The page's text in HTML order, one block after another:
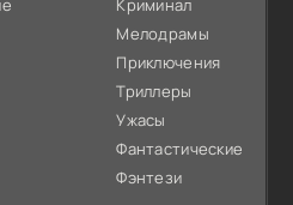
Криминал
Мелодрамы
Приключения
Триллеры
Ужасы
Фантастические
Фэнтези